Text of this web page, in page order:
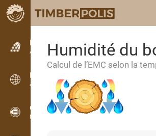
Petites annonces
Annonces texte
Petites annonces
Annonces internationales
OPTI-TIMB
Plans de débit
Humidité du
Calcul de l’EMC selon la